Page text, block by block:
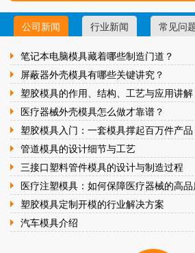
公司新闻 行业新闻 常见问
笔记本电脑模具藏着哪些制造门道？
屏蔽器外壳模具有哪些关键讲究？
塑胶模具的作用、结构、工艺与应用讲解
医疗器械外壳模具怎么做才靠谱？
塑胶模具入门：一套模具撑起百万件产品
管道模具的设计细节与工艺
三接口塑料管件模具的设计与制造过程
医疗注塑模具：如何保障医疗器械的高品
塑胶模具定制开模的行业解决方案
汽车模具介绍